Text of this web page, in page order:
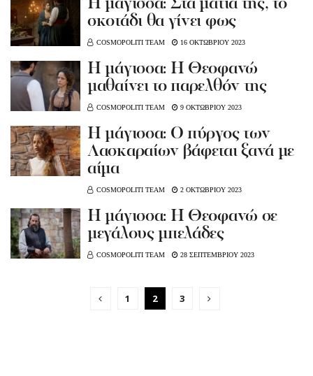
Η μάγισσα: Στα μάτια της, το
σκοτάδι θα γίνει φως
COSMOPOLITI TEAM 16 ΟΚΤΩΒΡΙΟΥ 2023
Η μάγισσα: Η Θεοφανώ
μαθαίνει το παρελθόν της
COSMOPOLITI TEAM 9 ΟΚΤΩΒΡΙΟΥ 2023
Η μάγισσα: Ο πύργος των
Λασκαραίων βάφεται ξανά με
αίμα
COSMOPOLITI TEAM 2 ΟΚΤΩΒΡΙΟΥ 2023
Η μάγισσα: Η Θεοφανώ σε
μεγάλους μπελάδες
COSMOPOLITI TEAM 28 ΣΕΠΤΕΜΒΡΙΟΥ 2023
1 2 3